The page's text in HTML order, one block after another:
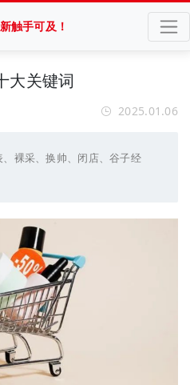
触手可及！
大关键词
2025.01.06
裸采、换帅、闭店、谷子经